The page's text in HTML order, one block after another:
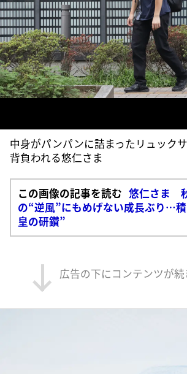
中身がパンパンに詰まったリュック
背負われる悠仁さま
この画像の記事を読む 悠仁さま
の“逆風”にもめげない成長ぶり…
皇の研鑽”
広告の下にコンテンツが